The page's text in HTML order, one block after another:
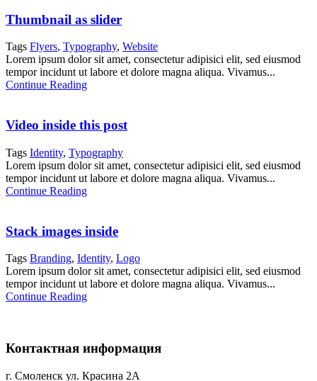
Thumbnail as slider
Tags Flyers, Typography, Website
Lorem ipsum dolor sit amet, consectetur adipisici elit, sed eiusmod
tempor incidunt ut labore et dolore magna aliqua. Vivamus...
Continue Reading
Video inside this post
Tags Identity, Typography
Lorem ipsum dolor sit amet, consectetur adipisici elit, sed eiusmod
tempor incidunt ut labore et dolore magna aliqua. Vivamus...
Continue Reading
Stack images inside
Tags Branding, Identity, Logo
Lorem ipsum dolor sit amet, consectetur adipisici elit, sed eiusmod
tempor incidunt ut labore et dolore magna aliqua. Vivamus...
Continue Reading
Контактная информация
г. Смоленск ул. Красина 2А